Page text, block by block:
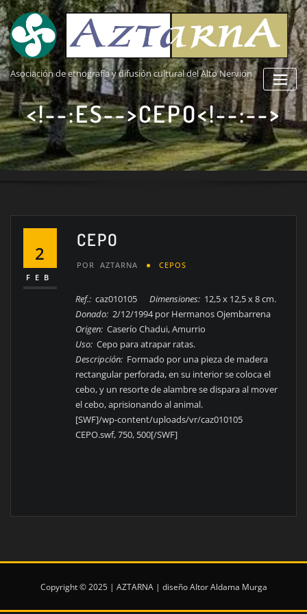
Saltar
al
contenido
Asociación de etnografía y difusión cultural del Alto Nervión
<!--:ES-->CEPO<!--:-->
2
FEB
CEPO
POR AZTARNA CEPOS
Ref.: caz010105Dimensiones: 12,5 x 12,5 x 8 cm.
Donado: 2/12/1994 por Hermanos Ojembarrena
Origen: Caserío Chadui, Amurrio
Uso: Cepo para atrapar ratas.
Descripción: Formado por una pieza de madera
rectangular perforada, en su interior se coloca el
cebo, y un resorte de alambre se dispara al mover
el cebo, aprisionando al animal.
[SWF]/wp-content/uploads/vr/caz010105
CEPO.swf, 750, 500[/SWF]
Copyright © 2025 | AZTARNA | diseño AItor Aldama Murga